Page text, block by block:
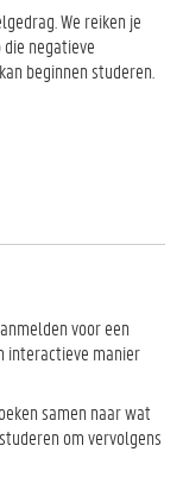
We reiken je
negatieve
beginnen studeren.
voor een
interactieve manier
samen naar wat
om vervolgens